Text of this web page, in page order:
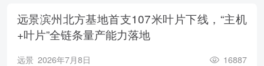
远景滨州北方基地首支107米叶片下线，“主机
+叶片”全链条量产能力落地
远景 2026年7月8日 16887